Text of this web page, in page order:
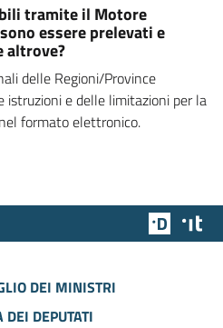
tramite il Motore
essere prelevati e
altrove?
delle Regioni/Province
istruzioni e delle limitazioni per la
formato elettronico.
Team
DEI MINISTRI
DEI DEPUTATI